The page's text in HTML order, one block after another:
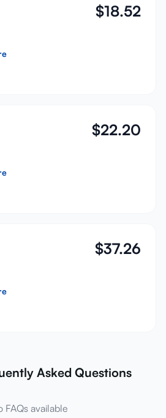
$18.52
$22.20
$37.26
Asked Questions
FAQs available